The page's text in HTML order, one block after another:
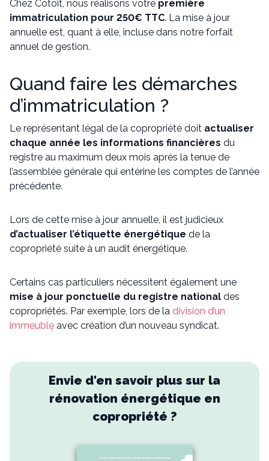
Chez Cotoit, nous réalisons votre première
immatriculation pour 250€ TTC. La mise à jour
annuelle est, quant à elle, incluse dans notre forfait
annuel de gestion.
Quand faire les démarches
d’immatriculation ?
Le représentant légal de la copropriété doit actualiser
chaque année les informations financières du
registre au maximum deux mois après la tenue de
l’assemblée générale qui entérine les comptes de l’année
précédente.
Lors de cette mise à jour annuelle, il est judicieux
d’actualiser l’étiquette énergétique de la
copropriété suite à un audit énergétique.
Certains cas particuliers nécessitent également une
mise à jour ponctuelle du registre national des
copropriétés. Par exemple, lors de la division d’un
immeuble avec création d’un nouveau syndicat.
Envie d'en savoir plus sur la
rénovation énergétique en
copropriété ?